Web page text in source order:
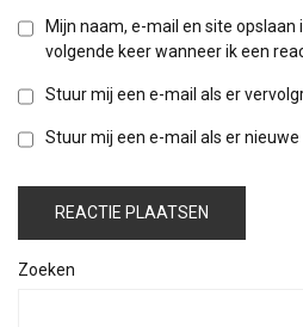
Mijn naam, e-mail en site opslaan
volgende keer wanneer ik een
Stuur mij een e-mail als er
Stuur mij een e-mail als er nieuwe
Zoeken